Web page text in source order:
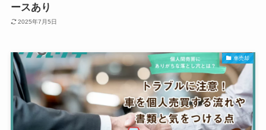
ースあり
2025年7月5日
車売却